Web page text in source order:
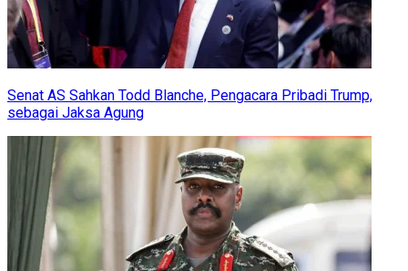
Senat AS Sahkan Todd Blanche, Pengacara Pribadi Trump,
sebagai Jaksa Agung